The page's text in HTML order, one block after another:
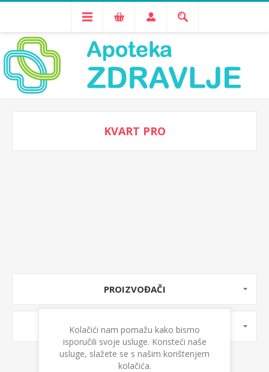
KVART PRO
PROIZVOĐAČI
OZNAKE PROIZVODA
Kolačići nam pomažu kako bismo
isporučili svoje usluge. Koristeći naše
usluge, slažete se s našim korištenjem
kolačića.